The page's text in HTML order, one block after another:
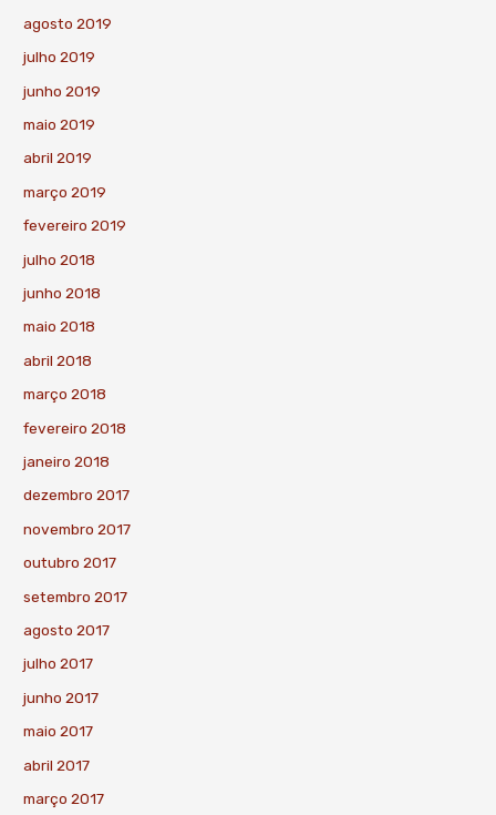
agosto 2019
julho 2019
junho 2019
maio 2019
abril 2019
março 2019
fevereiro 2019
julho 2018
junho 2018
maio 2018
abril 2018
março 2018
fevereiro 2018
janeiro 2018
dezembro 2017
novembro 2017
outubro 2017
setembro 2017
agosto 2017
julho 2017
junho 2017
maio 2017
abril 2017
março 2017